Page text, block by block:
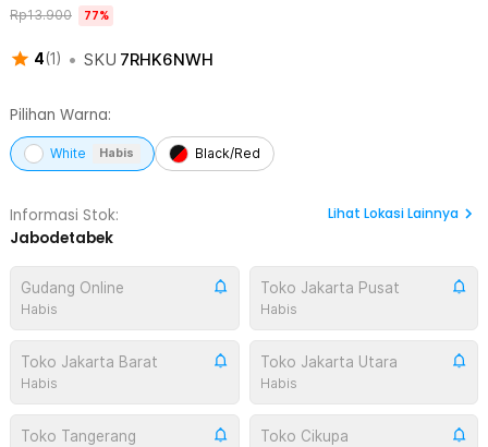
4(1) • SKU 7RHK6NWH
Rp13.900 77%
Pilihan Warna:
White Habis Black/Red
Informasi Stok:
Jabodetabek
Lihat Lokasi Lainnya
Gudang Online
Habis
Toko Jakarta Pusat
Habis
Toko Jakarta Barat
Habis
Toko Jakarta Utara
Habis
Toko Tangerang Toko Cikupa